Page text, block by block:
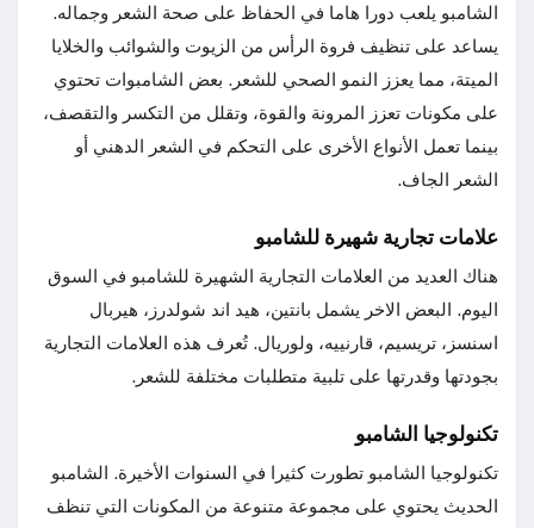
الشامبو يلعب دورا هاما في الحفاظ على صحة الشعر وجماله.
يساعد على تنظيف فروة الرأس من الزيوت والشوائب والخلايا
الميتة، مما يعزز النمو الصحي للشعر. بعض الشامبوات تحتوي
على مكونات تعزز المرونة والقوة، وتقلل من التكسر والتقصف،
بينما تعمل الأنواع الأخرى على التحكم في الشعر الدهني أو
الشعر الجاف.
علامات تجارية شهيرة للشامبو
هناك العديد من العلامات التجارية الشهيرة للشامبو في السوق
اليوم. البعض الاخر يشمل بانتين، هيد اند شولدرز، هيربال
اسنسز، تريسيم، قارنييه، ولوريال. تُعرف هذه العلامات التجارية
بجودتها وقدرتها على تلبية متطلبات مختلفة للشعر.
تكنولوجيا الشامبو
تكنولوجيا الشامبو تطورت كثيرا في السنوات الأخيرة. الشامبو
الحديث يحتوي على مجموعة متنوعة من المكونات التي تنظف